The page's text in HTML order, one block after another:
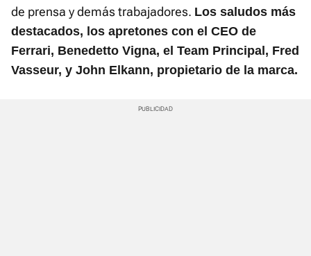
de prensa y demás trabajadores. Los saludos más
destacados, los apretones con el CEO de
Ferrari, Benedetto Vigna, el Team Principal, Fred
Vasseur, y John Elkann, propietario de la marca.